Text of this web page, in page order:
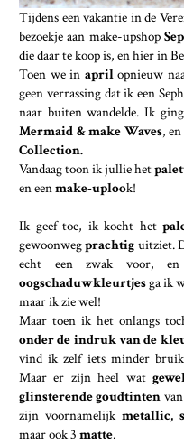
Tijdens een vakantie in de
bezoekje aan make-upshop
die daar te koop is, en hier in
Toen we in aprilopnieuw
geen verrassing dat ik een
naar buiten wandelde. Ik
Mermaid & make Waves,
Collection.
Vandaag toon ik jullie het
en eenmake-uplook!
Ik geef toe, ik kocht het
gewoonwegprachtig uitziet.
echt een zwak voor,
oogschaduwkleurtjesga ik
maar ik zie wel!
Maar toen ik het onlangs
onder de indruk van de
vind ik zelf iets minder
Maar er zijn heel wat
glinsterende goudtinten
zijn voornamelijk metallic,
maar ook 3 matte.